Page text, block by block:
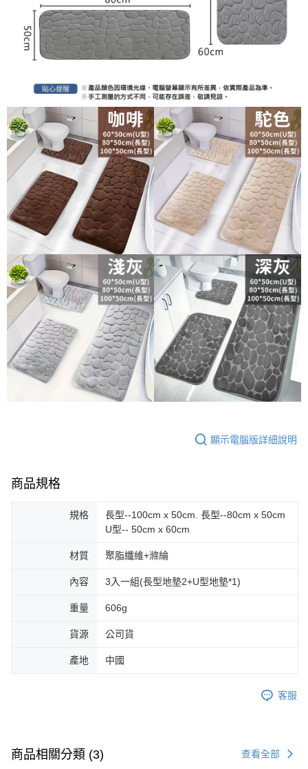
顯示電腦版詳細說明
商品規格
規格
長型--100cm x 50cm. 長型--80cm x 50cm
U型-- 50cm x 60cm
材質 聚脂纖維+滌綸
內容 3入一組(長型地墊2+U型地墊*1)
重量 606g
貨源 公司貨
產地 中國
客服
商品相關分類 (3) 查看全部